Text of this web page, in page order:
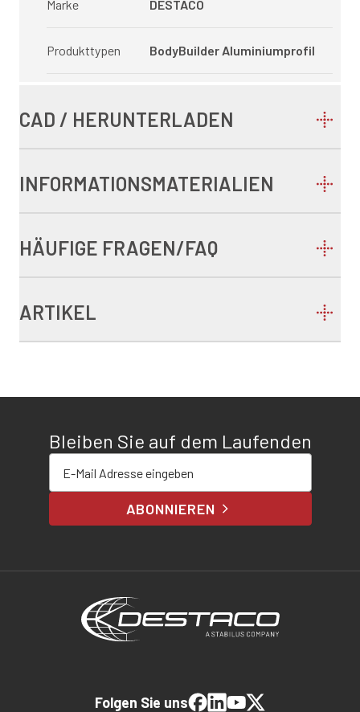
Marke DESTACO
Produkttypen BodyBuilder Aluminiumprofil
CAD / HERUNTERLADEN
INFORMATIONSMATERIALIEN
HÄUFIGE FRAGEN/FAQ
ARTIKEL
Bleiben Sie auf dem Laufenden
ABONNIEREN
Folgen Sie uns